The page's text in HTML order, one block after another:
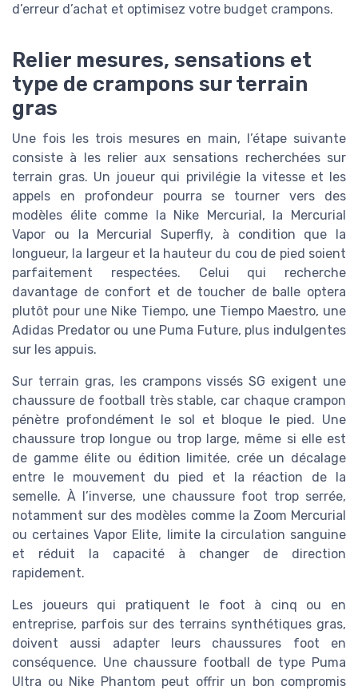
d’erreur d’achat et optimisez votre budget crampons.
Relier mesures, sensations et
type de crampons sur terrain
gras
Une fois les trois mesures en main, l’étape suivante
consiste à les relier aux sensations recherchées sur
terrain gras. Un joueur qui privilégie la vitesse et les
appels en profondeur pourra se tourner vers des
modèles élite comme la Nike Mercurial, la Mercurial
Vapor ou la Mercurial Superfly, à condition que la
longueur, la largeur et la hauteur du cou de pied soient
parfaitement respectées. Celui qui recherche
davantage de confort et de toucher de balle optera
plutôt pour une Nike Tiempo, une Tiempo Maestro, une
Adidas Predator ou une Puma Future, plus indulgentes
sur les appuis.
Sur terrain gras, les crampons vissés SG exigent une
chaussure de football très stable, car chaque crampon
pénètre profondément le sol et bloque le pied. Une
chaussure trop longue ou trop large, même si elle est
de gamme élite ou édition limitée, crée un décalage
entre le mouvement du pied et la réaction de la
semelle. À l’inverse, une chaussure foot trop serrée,
notamment sur des modèles comme la Zoom Mercurial
ou certaines Vapor Elite, limite la circulation sanguine
et réduit la capacité à changer de direction
rapidement.
Les joueurs qui pratiquent le foot à cinq ou en
entreprise, parfois sur des terrains synthétiques gras,
doivent aussi adapter leurs chaussures foot en
conséquence. Une chaussure football de type Puma
Ultra ou Nike Phantom peut offrir un bon compromis